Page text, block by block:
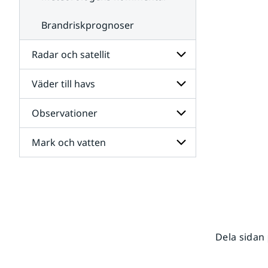
Brandriskprognoser
Radar och satellit
Undersidor
för
Radar
och
satellit
Väder till havs
Undersidor
för
Väder
till
havs
Observationer
Undersidor
för
Mark och vatten
Dela sidan